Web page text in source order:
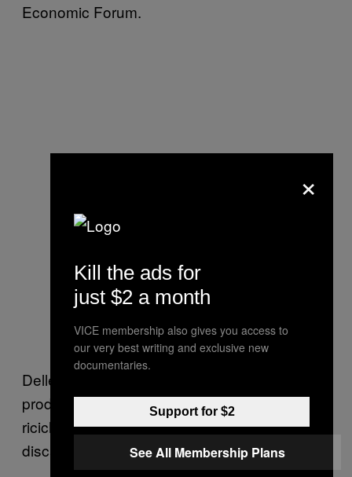
Economic Forum.
Delle 78 tonnellate di imballaggi di plastica
prodotte ogni anno, solo il 14 per cento viene
riciclato. Il 40 per cento, invece, finisce nelle
discariche.
×
Kill the ads for
just $2 a month
VICE membership also gives you access to
our very best writing and exclusive new
documentaries.
Support for $2
See All Membership Plans